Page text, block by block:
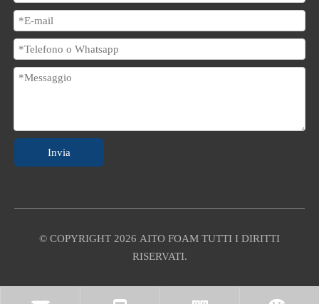
Invia
© COPYRIGHT 2026 AITO FOAM TUTTI I DIRITTI
RISERVATI.